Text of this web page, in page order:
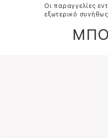
Οι παραγγελίες
εξωτερικό